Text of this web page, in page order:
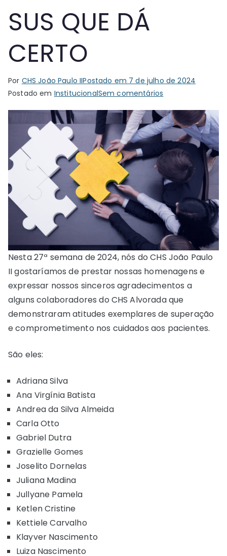
SUS QUE DÁ
CERTO
Por CHS João Paulo IIPostado em 7 de julho de 2024
Postado em InstitucionalSem comentários
e
reconhecimento:
a
essência
do
SUS
QUE
DÁ
CERTO
Nesta 27ª semana de 2024, nós do CHS João Paulo
II gostaríamos de prestar nossas homenagens e
expressar nossos sinceros agradecimentos a
alguns colaboradores do CHS Alvorada que
demonstraram atitudes exemplares de superação
e comprometimento nos cuidados aos pacientes.
São eles:
Adriana Silva
Ana Virgínia Batista
Andrea da Silva Almeida
Carla Otto
Gabriel Dutra
Grazielle Gomes
Joselito Dornelas
Juliana Madina
Jullyane Pamela
Ketlen Cristine
Kettiele Carvalho
Klayver Nascimento
Luiza Nascimento